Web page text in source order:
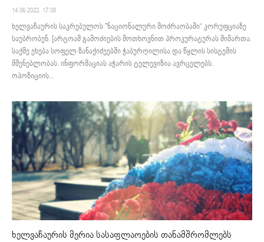
14.06.2022. 17:08
ხელვაჩაურის საკრებულოს "ნაციონალური მოძრაობაში“ კორუფციაზე
საუბრობენ. [არტოამ გამოძიების მოთხოვნით პროკურატურას მიმართა.
საქმე ეხება სოფელ ზანაქიძეებში ჭაბურღილისა და წყლის სისტემის
მშენებლობას. ინფორმაციას აჭარის ტელევიზია ავრცელებს.
ოპოზიციის...
ხელვაჩაურის მერია სასაფლაოების თანამშრომლებს